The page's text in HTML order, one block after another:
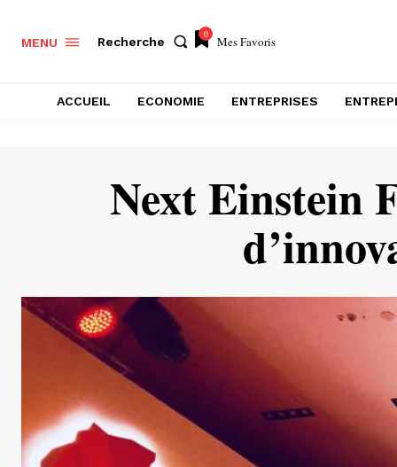
MENU Recherche
0 Mes Favoris
ACCUEIL ECONOMIE ENTREPRISES
Next Einstein